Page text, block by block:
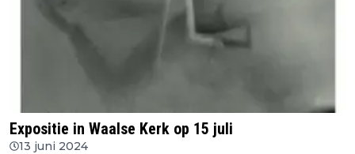
Expositie in Waalse Kerk op 15 juli
13 juni 2024